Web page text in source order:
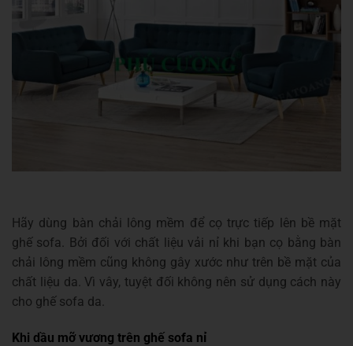
Hãy dùng bàn chải lông mềm để cọ trực tiếp lên bề mặt
ghế sofa. Bởi đối với chất liệu vải nỉ khi bạn cọ bằng bàn
chải lông mềm cũng không gây xước như trên bề mặt của
chất liệu da. Vì vây, tuyệt đối không nên sử dụng cách này
cho ghế sofa da.
Khi dầu mỡ vương trên ghế sofa nỉ